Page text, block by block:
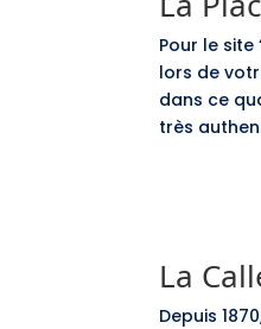
Pour le
lors de
dans ce
très
La
Depuis